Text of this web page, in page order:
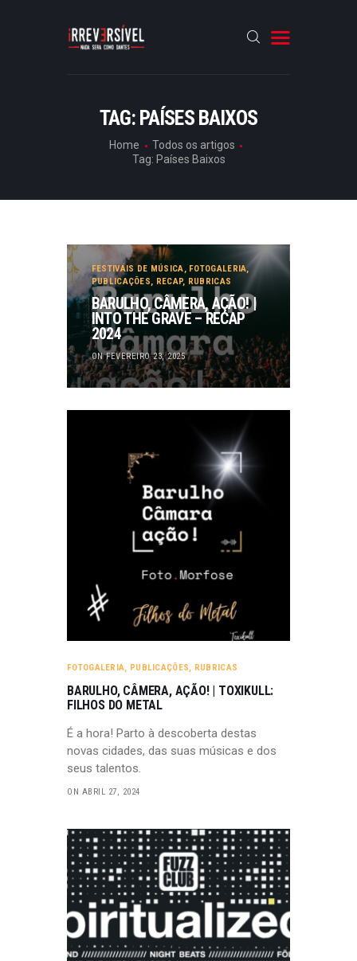
TAG: PAÍSES BAIXOS
Home
Todos os artigos
Tag: Países Baixos
HOME
CRÓNICAS
ENTREVISTAS
RUBRICAS
FESTIVAIS DE MÚSICA, FOTOGALERIA,
PUBLICAÇÕES, RECAP, RUBRICAS
BARULHO, CÂMERA, AÇÃO! |
INTO THE GRAVE – RECAP
2024
ON FEVEREIRO 23, 2025
FOTOGALERIA, PUBLICAÇÕES, RUBRICAS
BARULHO, CÂMERA, AÇÃO! | TOXIKULL:
FILHOS DO METAL
É a hora! Parto à descoberta destas
novas cidades, das suas músicas e dos
seus talentos.
ON ABRIL 27, 2024